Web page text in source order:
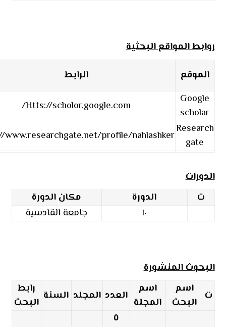
روابط المواقع البحثية
الموقع
الرابط
Google
scholar
Htts://scholor.google.com/
Research
gate
profile/nahlashker
الدورات
ت
الدورة
مكان الدورة
١٠
جامعة القادسية
البحوث المنشورة
ت
اسم
البحث
اسم
المجلة العدد المجلد السنة
رابط
البحث
٥